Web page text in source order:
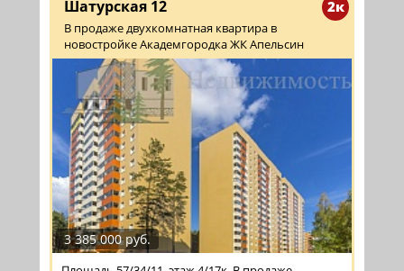
2к
Шатурская 12
В продаже двухкомнатная квартира в
новостройке Академгородка ЖК Апельсин
3 385 000 руб.